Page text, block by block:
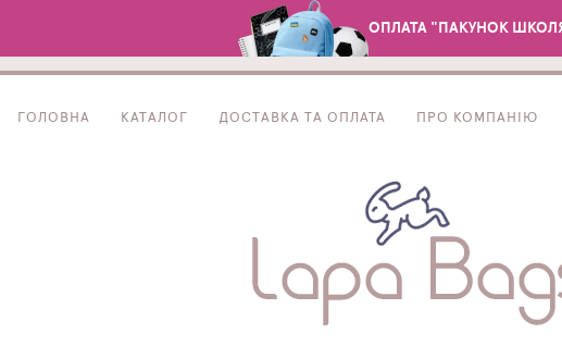
ОПЛАТА "ПАКУНОК
ГОЛОВНА КАТАЛОГ ДОСТАВКА ТА ОПЛАТА ПРО КОМПАНІЮ